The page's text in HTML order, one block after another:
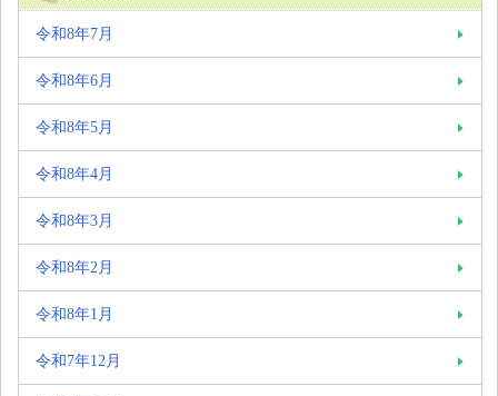
令和8年7月
令和8年6月
令和8年5月
令和8年4月
令和8年3月
令和8年2月
令和8年1月
令和7年12月